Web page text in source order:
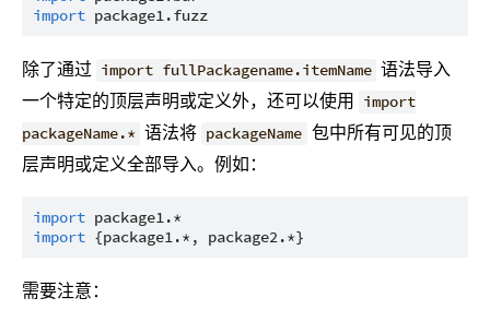
import package1.fuzz
除了通过 import fullPackagename.itemName 语法导入
一个特定的顶层声明或定义外，还可以使用 import
packageName.* 语法将 packageName 包中所有可见的顶
层声明或定义全部导入。例如：
import package1.*
import {package1.*, package2.*}
需要注意：